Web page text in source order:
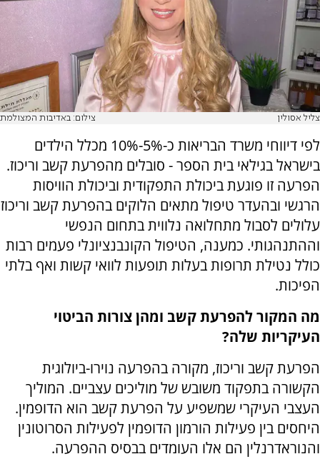
צליל אסולין צילום: באדיבות המצולמת
לפי דיווחי משרד הבריאות כ-5%-10% מכלל הילדים
בישראל בגילאי בית הספר - סובלים מהפרעת קשב וריכוז.
הפרעה זו פוגעת ביכולת התפקודית וביכולת הוויסות
הרגשי ובהעדר טיפול מתאים הלוקים בהפרעת קשב וריכוז
עלולים לסבול מתחלואה נלווית בתחום הנפשי
וההתנהגותי. כמענה, הטיפול הקונבנציונלי פעמים רבות
כולל נטילת תרופות בעלות תופעות לוואי קשות ואף בלתי
הפיכות.
מה המקור להפרעת קשב ומהן צורות הביטוי
העיקריות שלה?
הפרעת קשב וריכוז, מקורה בהפרעה נוירו-ביולוגית
הקשורה בתפקוד משובש של מוליכים עצביים. המוליך
העצבי העיקרי שמשפיע על הפרעת קשב הוא הדופמין.
היחסים בין פעילות הורמון הדופמין לפעילות הסרוטונין
והנוראדרנלין הם אלו העומדים בבסיס ההפרעה.